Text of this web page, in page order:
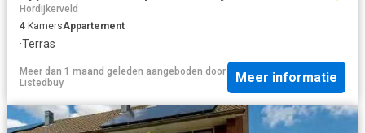
Hordijkerveld
4 KamersAppartement
·Terras
Meer dan 1 maand geleden aangeboden door
Listedbuy
Meer informatie